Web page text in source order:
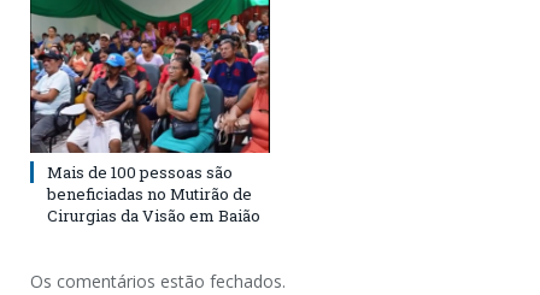
Mais de 100 pessoas são
beneficiadas no Mutirão de
Cirurgias da Visão em Baião
Os comentários estão fechados.